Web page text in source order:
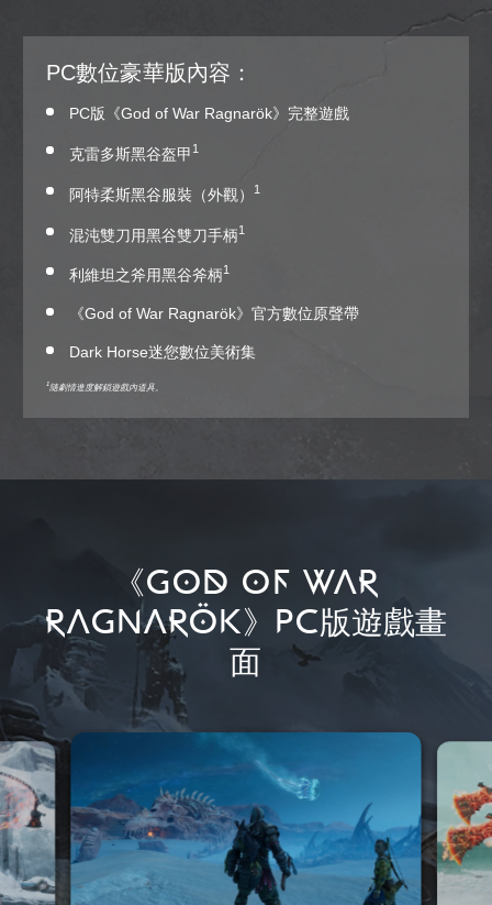
PC數位豪華版內容：
PC版《God of War Ragnarök》完整遊戲
克雷多斯黑谷盔甲 1
阿特柔斯黑谷服裝（外觀） 1
混沌雙刀用黑谷雙刀手柄1
利維坦之斧用黑谷斧柄1
《God of War Ragnarök》官方數位原聲帶
Dark Horse迷您數位美術集
1隨劇情進度解鎖遊戲內道具。
《GOD OF WAR
RAGNARÖK》PC版遊戲畫
面